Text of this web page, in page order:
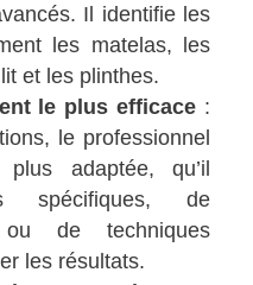
Il identifie les
les matelas, les
et les plinthes.
le plus efficace :
le professionnel
adaptée, qu’il
spécifiques, de
ou de techniques
les résultats.